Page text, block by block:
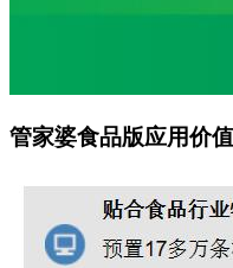
管家婆食品版应用价值